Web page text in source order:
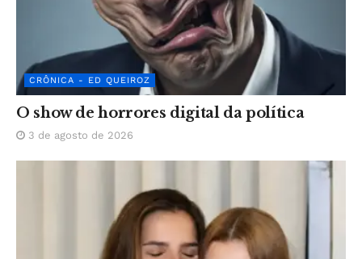
CRÔNICA - ED QUEIROZ
O show de horrores digital da política
3 de agosto de 2026